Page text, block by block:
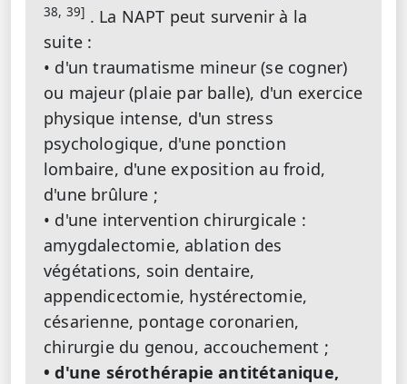
38, 39] . La NAPT peut survenir à la
suite :
• d'un traumatisme mineur (se cogner)
ou majeur (plaie par balle), d'un exercice
physique intense, d'un stress
psychologique, d'une ponction
lombaire, d'une exposition au froid,
d'une brûlure ;
• d'une intervention chirurgicale :
amygdalectomie, ablation des
végétations, soin dentaire,
appendicectomie, hystérectomie,
césarienne, pontage coronarien,
chirurgie du genou, accouchement ;
• d'une sérothérapie antitétanique,